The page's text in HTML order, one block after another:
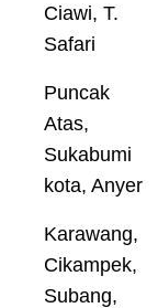
Ciawi, T.
Safari
Puncak
Atas,
Sukabumi
kota, Anyer
Karawang,
Cikampek,
Subang,